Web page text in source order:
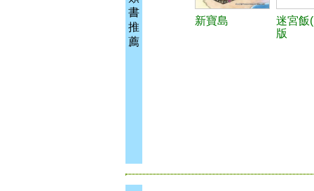
書
推
薦
新寶島
迷宮飯
版